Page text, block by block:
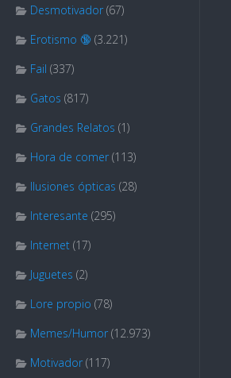
Desmotivador (67)
Erotismo 🔞 (3.221)
Fail (337)
Gatos (817)
Grandes Relatos (1)
Hora de comer (113)
Ilusiones ópticas (28)
Interesante (295)
Internet (17)
Juguetes (2)
Lore propio (78)
Memes/Humor (12.973)
Motivador (117)